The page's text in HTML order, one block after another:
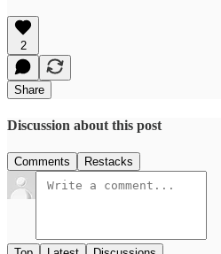
2
Share
Discussion about this post
Comments Restacks